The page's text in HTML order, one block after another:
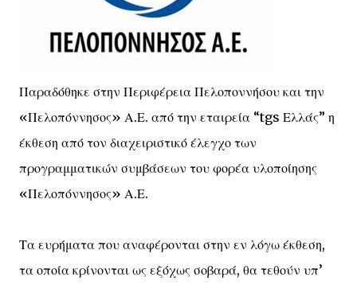
Παραδόθηκε στην Περιφέρεια Πελοποννήσου και την
«Πελοπόννησος» Α.Ε. από την εταιρεία “tgs Ελλάς” η
έκθεση από τον διαχειριστικό έλεγχο των
προγραμματικών συμβάσεων του φορέα υλοποίησης
«Πελοπόννησος» Α.Ε.
Τα ευρήματα που αναφέρονται στην εν λόγω έκθεση,
τα οποία κρίνονται ως εξόχως σοβαρά, θα τεθούν υπ’